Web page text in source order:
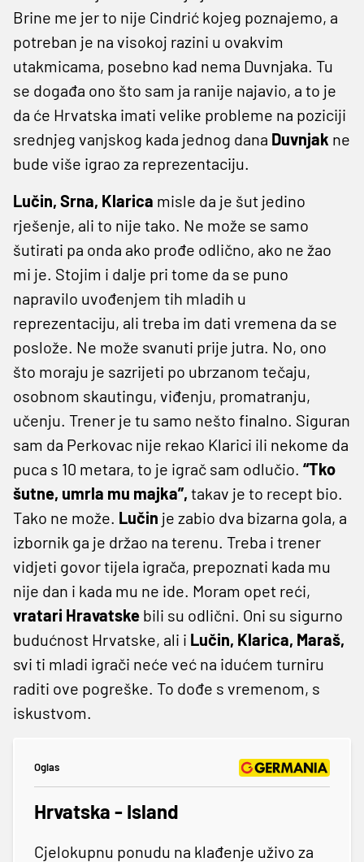
Brine me jer to nije Cindrić kojeg poznajemo, a
potreban je na visokoj razini u ovakvim
utakmicama, posebno kad nema Duvnjaka. Tu
se događa ono što sam ja ranije najavio, a to je
da će Hrvatska imati velike probleme na poziciji
srednjeg vanjskog kada jednog dana Duvnjak ne
bude više igrao za reprezentaciju.
Lučin, Srna, Klarica misle da je šut jedino
rješenje, ali to nije tako. Ne može se samo
šutirati pa onda ako prođe odlično, ako ne žao
mi je. Stojim i dalje pri tome da se puno
napravilo uvođenjem tih mladih u
reprezentaciju, ali treba im dati vremena da se
poslože. Ne može svanuti prije jutra. No, ono
što moraju je sazrijeti po ubrzanom tečaju,
osobnom skautingu, viđenju, promatranju,
učenju. Trener je tu samo nešto finalno. Siguran
sam da Perkovac nije rekao Klarici ili nekome da
puca s 10 metara, to je igrač sam odlučio. “Tko
šutne, umrla mu majka”, takav je to recept bio.
Tako ne može. Lučin je zabio dva bizarna gola, a
izbornik ga je držao na terenu. Treba i trener
vidjeti govor tijela igrača, prepoznati kada mu
nije dan i kada mu ne ide. Moram opet reći,
vratari Hravatske bili su odlični. Oni su sigurno
budućnost Hrvatske, ali i Lučin, Klarica, Maraš,
svi ti mladi igrači neće već na idućem turniru
raditi ove pogreške. To dođe s vremenom, s
iskustvom.
Oglas
Hrvatska - Island
Cjelokupnu ponudu na klađenje uživo za